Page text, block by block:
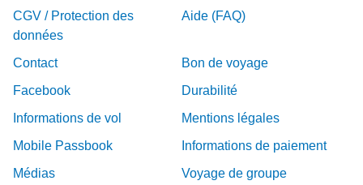
CGV / Protection des
données
Aide (FAQ)
Contact
Bon de voyage
Facebook
Durabilité
Informations de vol
Mentions légales
Mobile Passbook
Informations de paiement
Médias
Voyage de groupe